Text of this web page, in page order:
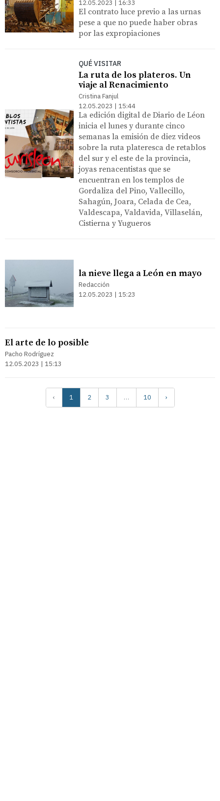
12.05.2023 | 16:33
El contrato luce previo a las urnas
pese a que no puede haber obras
por las expropiaciones
QUÉ VISITAR
La ruta de los plateros. Un
viaje al Renacimiento
Cristina Fanjul
12.05.2023 | 15:44
La edición digital de Diario de Léon
inicia el lunes y durante cinco
semanas la emisión de diez videos
sobre la ruta plateresca de retablos
del sur y el este de la provincia,
joyas renacentistas que se
encuentran en los templos de
Gordaliza del Pino, Vallecillo,
Sahagún, Joara, Celada de Cea,
Valdescapa, Valdavida, Villaselán,
Cistierna y Yugueros
la nieve llega a León en mayo
Redacción
12.05.2023 | 15:23
El arte de lo posible
Pacho Rodríguez
12.05.2023 | 15:13
‹ 1 2 3 … 10 ›